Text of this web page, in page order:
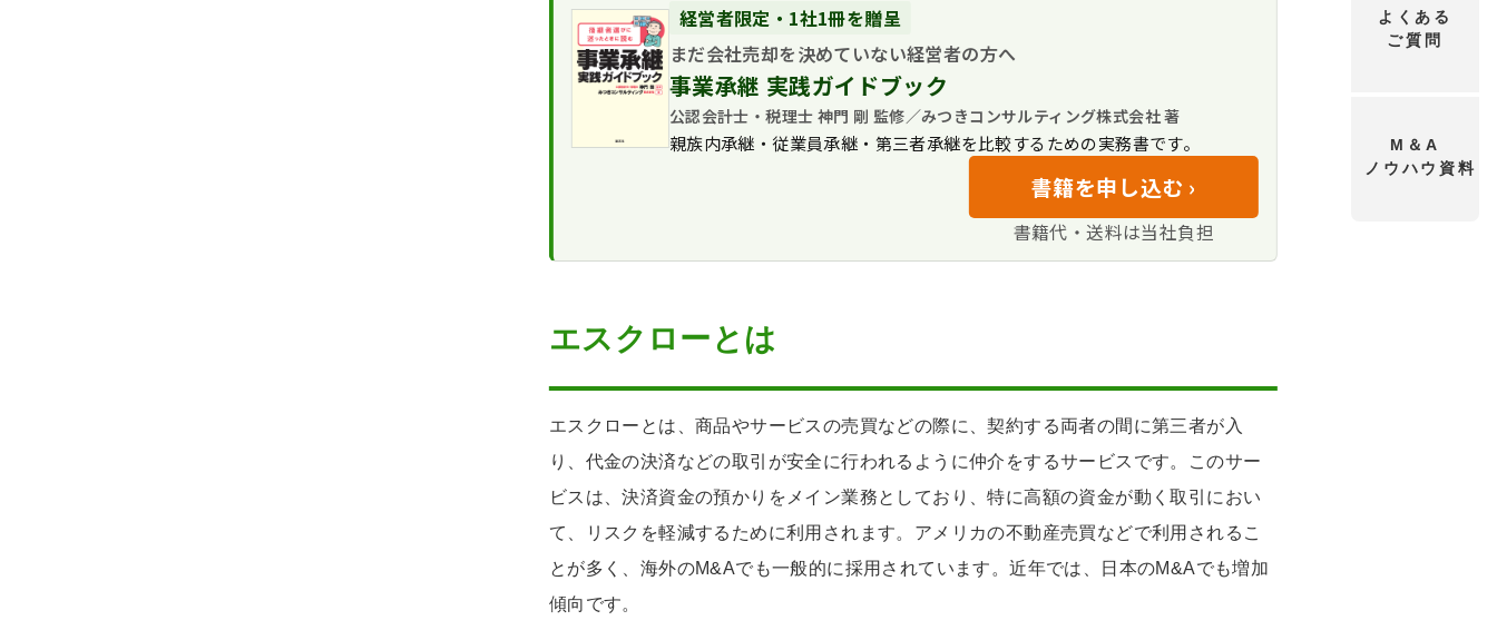
よくある
ご質問
M＆A
ノウハウ資料
エスクローの仕組と流れ
譲渡代金の支払スキーム
役員退職金の支払スキーム
M&Aでのエスクローのメリット・デメリット
エスクローのメリット
エスクローのデメリット
エスクローの2種類の方法
信託契約を利用する方法
銀行口座を利用する方法
エスクローを利用したM&Aの主な事例
アーンアウトを採用してリスク軽減を図る事例
エスクロー口座から分割して支払う事例
経営者限定・1社1冊を贈呈
まだ会社売却を決めていない経営者の方へ
事業承継 実践ガイドブック
公認会計士・税理士 神門 剛 監修／みつきコンサルティング株式会社 著
親族内承継・従業員承継・第三者承継を比較するための実務書です。
書籍を申し込む ›
書籍代・送料は当社負担
エスクローとは
エスクローとは、商品やサービスの売買などの際に、契約する両者の間に第三者が入
り、代金の決済などの取引が安全に行われるように仲介をするサービスです。このサー
ビスは、決済資金の預かりをメイン業務としており、特に高額の資金が動く取引におい
て、リスクを軽減するために利用されます。アメリカの不動産売買などで利用されるこ
とが多く、海外のM&Aでも一般的に採用されています。近年では、日本のM&Aでも増加
傾向です。